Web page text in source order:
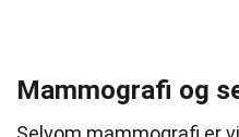
Mammografi og